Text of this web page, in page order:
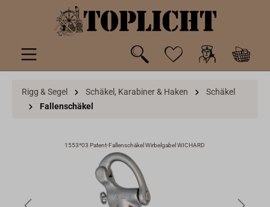
springen
Rigg & Segel Schäkel, Karabiner & Haken
Schäkel
Fallenschäkel
1553*03 Patent-Fallenschäkel Wirbelgabel WICHARD